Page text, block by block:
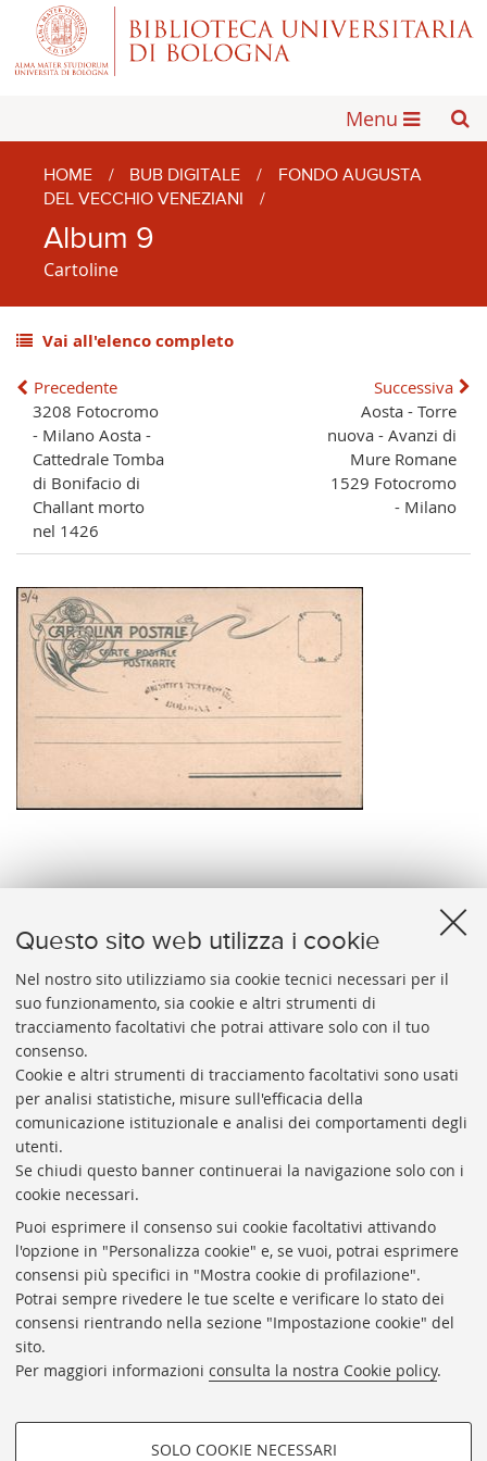
Questo sito web utilizza i cookie
Nel nostro sito utilizziamo sia cookie tecnici necessari per il
suo funzionamento, sia cookie e altri strumenti di
tracciamento facoltativi che potrai attivare solo con il tuo
consenso.
Cookie e altri strumenti di tracciamento facoltativi sono usati
per analisi statistiche, misure sull'efficacia della
comunicazione istituzionale e analisi dei comportamenti degli
utenti.
Se chiudi questo banner continuerai la navigazione solo con i
cookie necessari.
Puoi esprimere il consenso sui cookie facoltativi attivando
l'opzione in "Personalizza cookie" e, se vuoi, potrai esprimere
consensi più specifici in "Mostra cookie di profilazione".
Potrai sempre rivedere le tue scelte e verificare lo stato dei
consensi rientrando nella sezione "Impostazione cookie" del
sito.
Per maggiori informazioni consulta la nostra Cookie policy.
SOLO COOKIE NECESSARI
Menu
HOME / BUB DIGITALE /
FONDO AUGUSTA
DEL VECCHIO VENEZIANI
/
Album 9
Cartoline
Vai all'elenco completo
Precedente
3208 Fotocromo
- Milano Aosta -
Cattedrale Tomba
di Bonifacio di
Challant morto
nel 1426
Successiva
Aosta - Torre
nuova - Avanzi di
Mure Romane
1529 Fotocromo
- Milano
UNIVERSITARIA
Presidente: prof. Francesco Citti
Coordinatrice gestionale: Maria Pia Torricelli
Responsabile Amministrativo: Luigia Di Pumpo
Via Zamboni, 33/35 - 40126 Bologna (BO)
Tel. +39 051 2088306 - Fax +39 051 2088385
bub.info@unibo.it
bub.biblioteca@pec.unibo.it
Dove siamo
Orario dei servizi
Helpdesk
Rubrica di Ateneo